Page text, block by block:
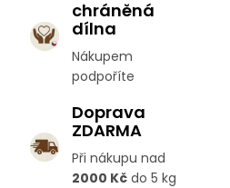
c
y
v
chráněná
dílna
Nákupem
podpoříte
Doprava
ZDARMA
Při nákupu nad
2000 Kč do 5 kg